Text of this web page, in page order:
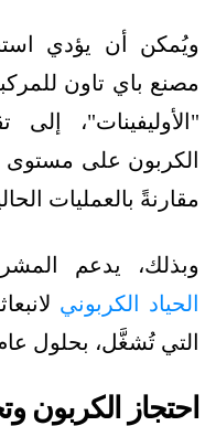
ويُمكن أن يؤدي
مصنع باي تاون
"الأوليفينات"، إلى
مقارنةً بالعمليات
وبذلك، يدعم
الحياد الكربوني
التي تُشغَّل، بحلول عام
احتجاز الكربون